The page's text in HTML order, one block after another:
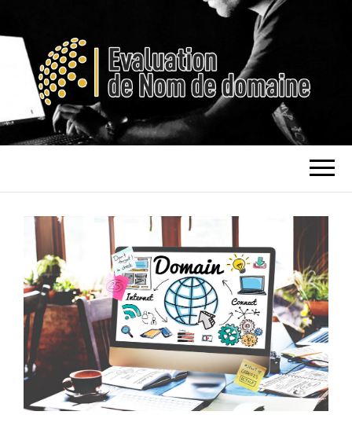
EVALUATION DE
NOM DE DOMAINE